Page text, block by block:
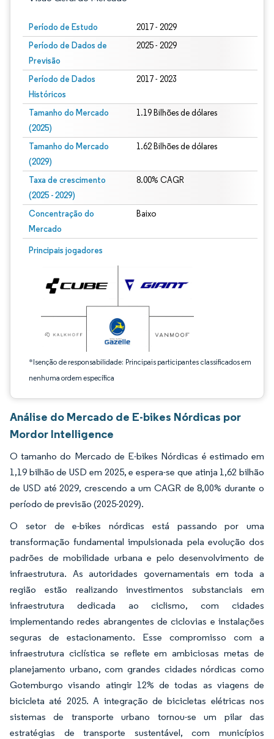
Período de Estudo 2017 - 2029
Período de Dados de
Previsão
2025 - 2029
Período de Dados
Históricos
2017 - 2023
Tamanho do Mercado
(2025)
1.19 Bilhões de dólares
Tamanho do Mercado
(2029)
1.62 Bilhões de dólares
Taxa de crescimento
(2025 - 2029)
8.00% CAGR
Concentração do
Mercado
Baixo
Principais jogadores
*Isenção de responsabilidade: Principais participantes classificados em
nenhuma ordem específica
Imagem © Mordor Intelligence. O reuso requer atribuição conforme CC BY 4.0.
Análise do Mercado de E-bikes Nórdicas por
Mordor Intelligence
O tamanho do Mercado de E-bikes Nórdicas é estimado em
1,19 bilhão de USD em 2025, e espera-se que atinja 1,62 bilhão
de USD até 2029, crescendo a um CAGR de 8,00% durante o
período de previsão (2025-2029).
O setor de e-bikes nórdicas está passando por uma
transformação fundamental impulsionada pela evolução dos
padrões de mobilidade urbana e pelo desenvolvimento de
infraestrutura. As autoridades governamentais em toda a
região estão realizando investimentos substanciais em
infraestrutura dedicada ao ciclismo, com cidades
implementando redes abrangentes de ciclovias e instalações
seguras de estacionamento. Esse compromisso com a
infraestrutura ciclística se reflete em ambiciosas metas de
planejamento urbano, com grandes cidades nórdicas como
Gotemburgo visando atingir 12% de todas as viagens de
bicicleta até 2025. A integração de bicicletas elétricas nos
sistemas de transporte urbano tornou-se um pilar das
estratégias de transporte sustentável, com municípios